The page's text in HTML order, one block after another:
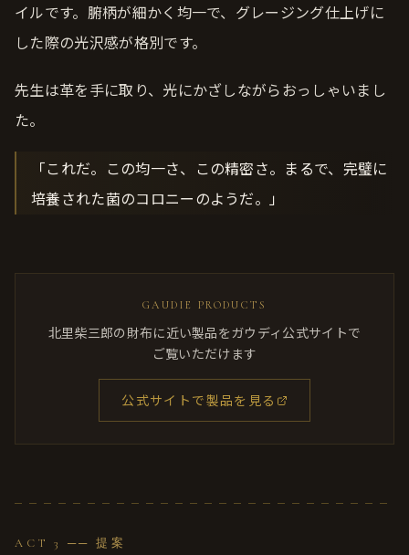
イルです。腑柄が細かく均一で、グレージング仕上げに
した際の光沢感が格別です。
先生は革を手に取り、光にかざしながらおっしゃいまし
た。
「これだ。この均一さ、この精密さ。まるで、完璧に
培養された菌のコロニーのようだ。」
GAUDIE PRODUCTS
北里柴三郎の財布に近い製品をガウディ公式サイトで
ご覧いただけます
公式サイトで製品を見る
ACT 3 ── 提案